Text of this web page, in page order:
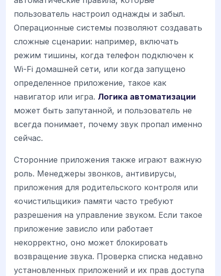
пользователь настроил однажды и забыл.
Операционные системы позволяют создавать
сложные сценарии: например, включать
режим тишины, когда телефон подключен к
Wi-Fi домашней сети, или когда запущено
определенное приложение, такое как
навигатор или игра. Логика автоматизации
может быть запутанной, и пользователь не
всегда понимает, почему звук пропал именно
сейчас.
Сторонние приложения также играют важную
роль. Менеджеры звонков, антивирусы,
приложения для родительского контроля или
«очистильщики» памяти часто требуют
разрешения на управление звуком. Если такое
приложение зависло или работает
некорректно, оно может блокировать
возвращение звука. Проверка списка недавно
установленных приложений и их прав доступа